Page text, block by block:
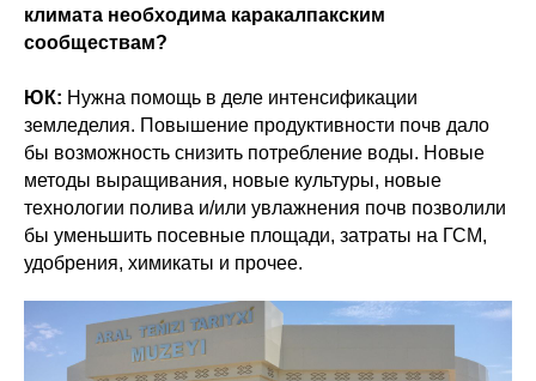
климата необходима каракалпакским
сообществам?
ЮК: Нужна помощь в деле интенсификации
земледелия. Повышение продуктивности почв дало
бы возможность снизить потребление воды. Новые
методы выращивания, новые культуры, новые
технологии полива и/или увлажнения почв позволили
бы уменьшить посевные площади, затраты на ГСМ,
удобрения, химикаты и прочее.